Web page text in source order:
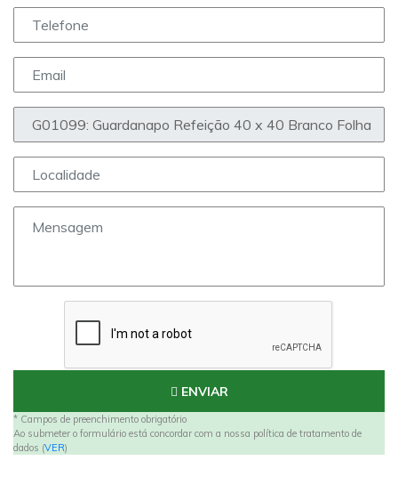
ENVIAR
* Campos de preenchimento obrigatório
Ao submeter o formulário está concordar com a nossa política de tratamento de
dados (VER)